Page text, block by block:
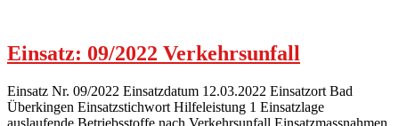
Einsatz: 09/2022 Verkehrsunfall
Einsatz Nr. 09/2022 Einsatzdatum 12.03.2022 Einsatzort Bad
Überkingen Einsatzstichwort Hilfeleistung 1 Einsatzlage
auslaufende Betriebsstoffe nach Verkehrsunfall Einsatzmassnahmen